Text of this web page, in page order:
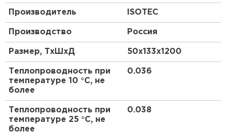
типах зданий
Обеспечивает комфорт и
энергоэффективность
Сферы применения:
Строительство жилых домов и коттеджей
Промышленные и складские помещения
Офисные здания и коммерческие объекты
Производитель ISOTEC
Производство Россия
Размер, ТхШхД 50х133х1200
Теплопроводность при
температуре 10 °С, не
более
0.036
Теплопроводность при
температуре 25 °С, не
более
0.038
Рулонная кровля Брит
Утеплитель Knauf